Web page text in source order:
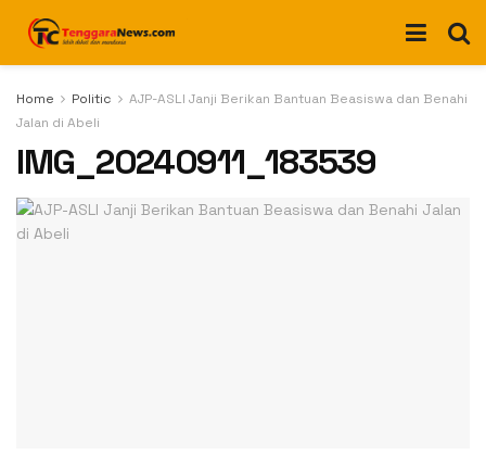
Home Politic
AJP-ASLI Janji Berikan Bantuan Beasiswa dan Benahi
Jalan di Abeli
IMG_20240911_183539